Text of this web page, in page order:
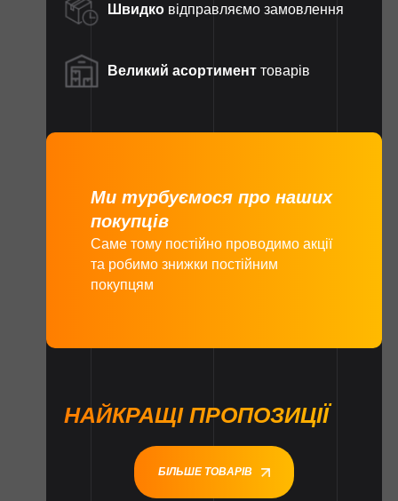
Швидко відправляємо замовлення
Великий асортимент товарів
Ми турбуємося про наших
покупців
Саме тому постійно проводимо акції
та робимо знижки постійним
покупцям
НАЙКРАЩІ ПРОПОЗИЦІЇ
БІЛЬШЕ ТОВАРІВ